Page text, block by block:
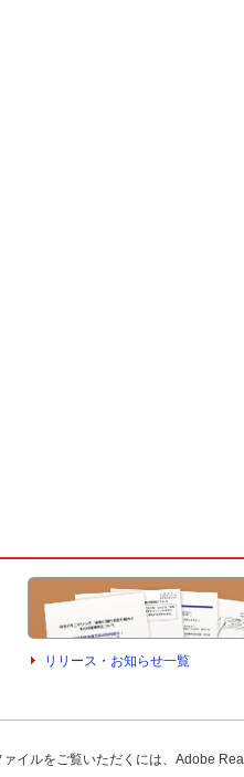
リリース・お知らせ一覧
ァイルをご覧いただくには、Adobe